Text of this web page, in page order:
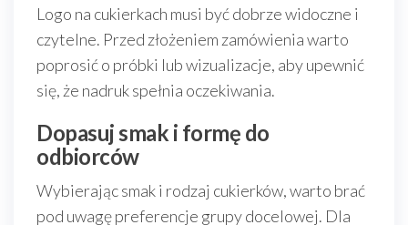
Logo na cukierkach musi być dobrze widoczne i
czytelne. Przed złożeniem zamówienia warto
poprosić o próbki lub wizualizacje, aby upewnić
się, że nadruk spełnia oczekiwania.
Dopasuj smak i formę do
odbiorców
Wybierając smak i rodzaj cukierków, warto brać
pod uwagę preferencje grupy docelowej. Dla